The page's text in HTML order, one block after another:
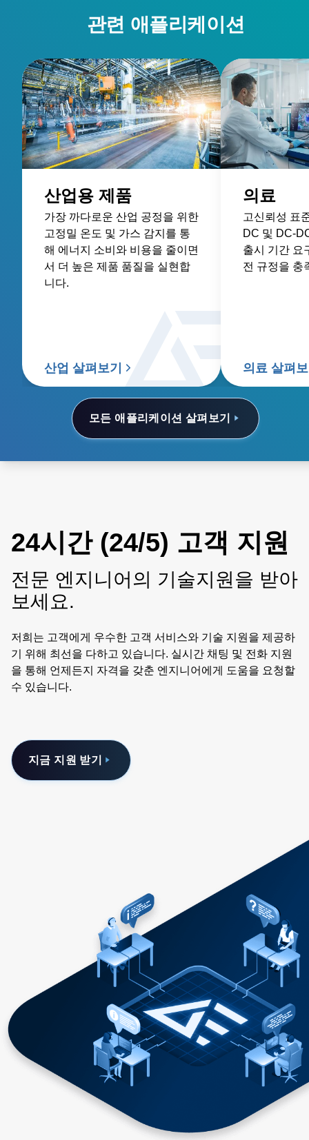
관련 애플리케이션
모든 애플리케이션 살펴보기
산업용 제품
가장 까다로운 산업 공정을 위한
고정밀 온도 및 가스 감지를 통
해 에너지 소비와 비용을 줄이면
서 더 높은 제품 품질을 실현합
니다.
산업 살펴보기
의료
고신뢰성 표
DC 및 DC-
출시 기간 요
전 규정을 충
의료 살펴
24시간 (24/5) 고객 지원
전문 엔지니어의 기술지원을 받아
보세요.
저희는 고객에게 우수한 고객 서비스와 기술 지원을 제공하
기 위해 최선을 다하고 있습니다. 실시간 채팅 및 전화 지원
을 통해 언제든지 자격을 갖춘 엔지니어에게 도움을 요청할
수 있습니다.
지금 지원 받기